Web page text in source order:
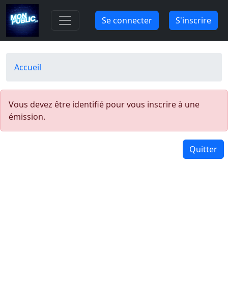
Aller au contenu principal
Se connecter
S'inscrire
Fil d'Ariane
Accueil
Vous devez être identifié pour vous inscrire à une
émission.
Quitter